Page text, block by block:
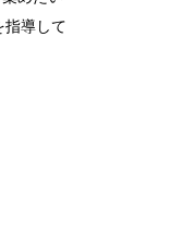
指導して